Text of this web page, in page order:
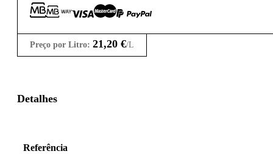
Preço por Litro: 21,20 €/L
Detalhes
Referência